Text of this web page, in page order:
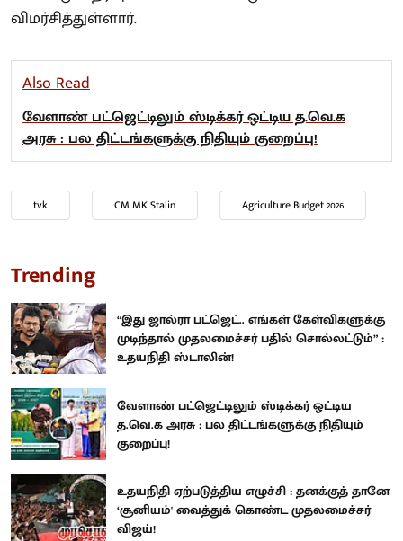
விமர்சித்துள்ளார்.
Also Read
வேளாண் பட்ஜெட்டிலும் ஸ்டிக்கர் ஒட்டிய த.வெ.க
அரசு : பல திட்டங்களுக்கு நிதியும் குறைப்பு!
tvk CM MK Stalin Agriculture Budget 2026
Trending
“இது ஜால்ரா பட்ஜெட்.. எங்கள் கேள்விகளுக்கு
முடிந்தால் முதலமைச்சர் பதில் சொல்லட்டும்” :
உதயநிதி ஸ்டாலின்!
வேளாண் பட்ஜெட்டிலும் ஸ்டிக்கர் ஒட்டிய
த.வெ.க அரசு : பல திட்டங்களுக்கு நிதியும்
குறைப்பு!
உதயநிதி ஏற்படுத்திய எழுச்சி : தனக்குத் தானே
‘சூனியம்' வைத்துக் கொண்ட முதலமைச்சர்
விஜய்!